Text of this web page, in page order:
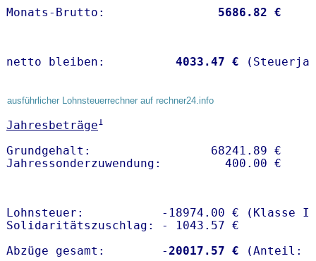
Monats-Brutto: 5686.82 €
netto bleiben: 4033.47 €
ausführlicher Lohnsteuerrechner auf rechner24.info
Jahresbeträge1
Grundgehalt:                 68241.89 €
Lohnsteuer:           -18974.00 € (Klasse I)
Solidaritätszuschlag: - 1043.57 €
Abzüge gesamt:        -20017.57 €